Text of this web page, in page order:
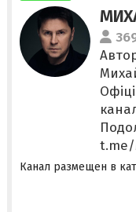
t.me/
Канал размещен в